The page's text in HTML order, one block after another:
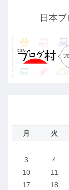
日本
月 火
3
4
10
11
17
18